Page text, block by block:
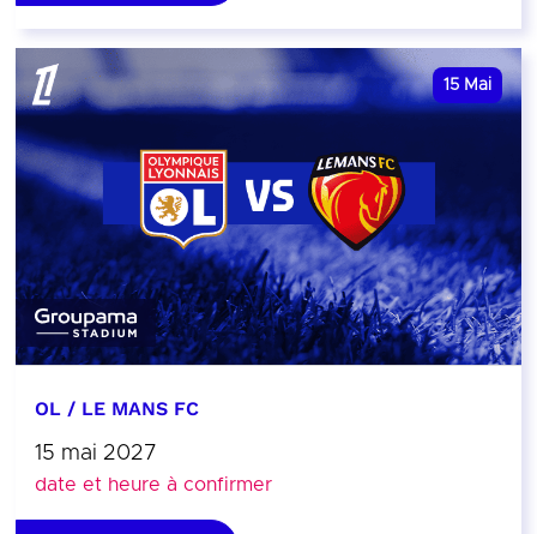
15 Mai
OL / LE MANS FC
15 mai 2027
date et heure à confirmer